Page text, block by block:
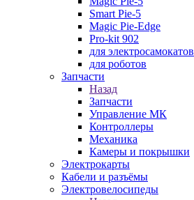
Smart Pie-5
Magic Pie-Edge
Pro-kit 902
для электросамокатов
для роботов
Запчасти
Назад
Запчасти
Управление МК
Контроллеры
Механика
Камеры и покрышки
Электрокарты
Кабели и разъёмы
Электровелосипеды